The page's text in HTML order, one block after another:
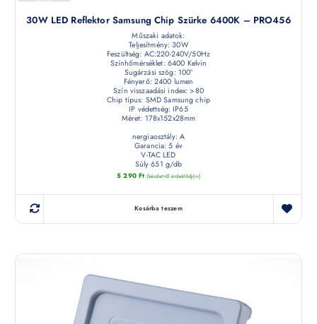
30W LED Reflektor Samsung Chip Szürke 6400K – PRO456
Műszaki adatok:
Teljesítmény: 30W
Feszültség: AC:220-240V/50Hz
Színhőmérséklet: 6400 Kelvin
Sugárzási szög: 100°
Fényerő: 2400 lumen
Szín visszaadási index: >80
Chip típus: SMD Samsung chip
IP védettség: IP65
Méret: 178x152x28mm
nergiaosztály: A
Garancia: 5 év
V-TAC LED
Súly 651 g/db
5 290 Ft (készletről érdeklődjön)
Kosárba teszem